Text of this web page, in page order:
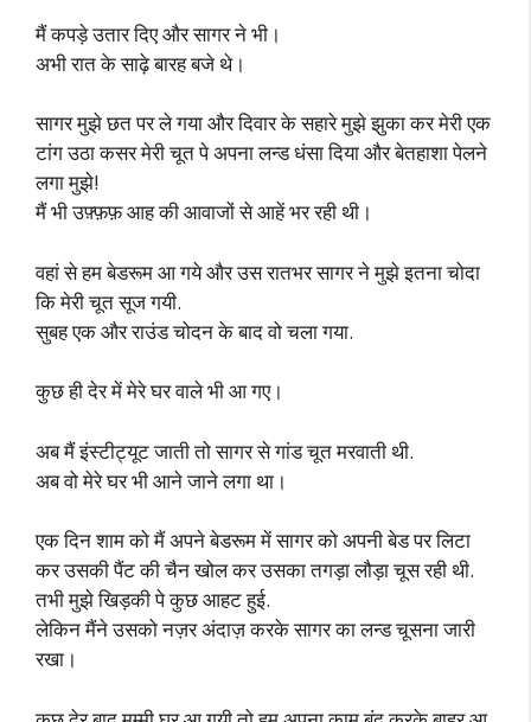
मैं कपड़े उतार दिए और सागर ने भी।
अभी रात के साढ़े बारह बजे थे।
सागर मुझे छत पर ले गया और दिवार के सहारे मुझे झुका कर मेरी एक
टांग उठा कसर मेरी चूत पे अपना लन्ड धंसा दिया और बेतहाशा पेलने
लगा मुझे!
मैं भी उफ़्फ़फ़ आह की आवाजों से आहें भर रही थी।
वहां से हम बेडरूम आ गये और उस रातभर सागर ने मुझे इतना चोदा
कि मेरी चूत सूज गयी.
सुबह एक और राउंड चोदन के बाद वो चला गया.
कुछ ही देर में मेरे घर वाले भी आ गए।
अब मैं इंस्टीट्यूट जाती तो सागर से गांड चूत मरवाती थी.
अब वो मेरे घर भी आने जाने लगा था।
एक दिन शाम को मैं अपने बेडरूम में सागर को अपनी बेड पर लिटा
कर उसकी पैंट की चैन खोल कर उसका तगड़ा लौड़ा चूस रही थी.
तभी मुझे खिड़की पे कुछ आहट हुई.
लेकिन मैंने उसको नज़र अंदाज़ करके सागर का लन्ड चूसना जारी
रखा।